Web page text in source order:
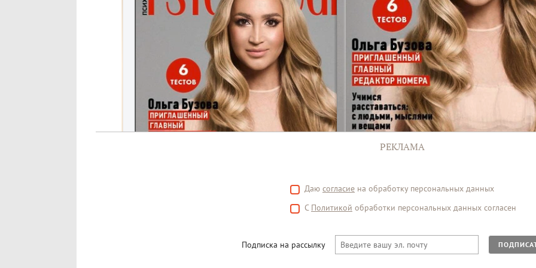
РЕКЛАМА
Даю согласие на обработку персональных данных
С Политикой обработки персональных данных согласен
Подписка на рассылку